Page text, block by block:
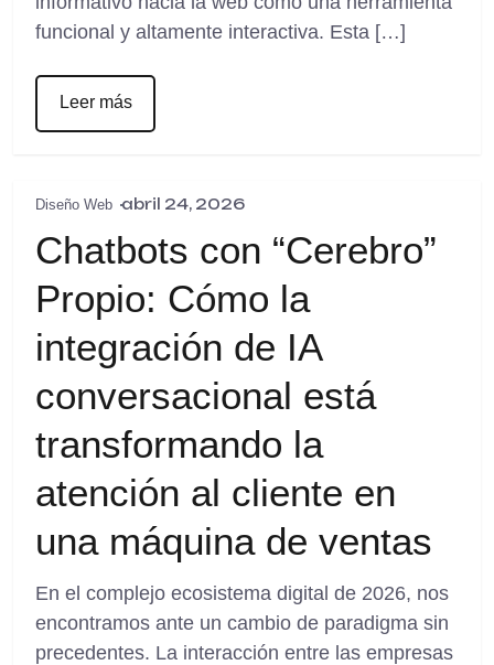
funcional y altamente interactiva. Esta […]
Leer más
Diseño Web abril 24, 2026
Chatbots con “Cerebro”
Propio: Cómo la
integración de IA
conversacional está
transformando la
atención al cliente en
una máquina de ventas
En el complejo ecosistema digital de 2026, nos
encontramos ante un cambio de paradigma sin
precedentes. La interacción entre las empresas